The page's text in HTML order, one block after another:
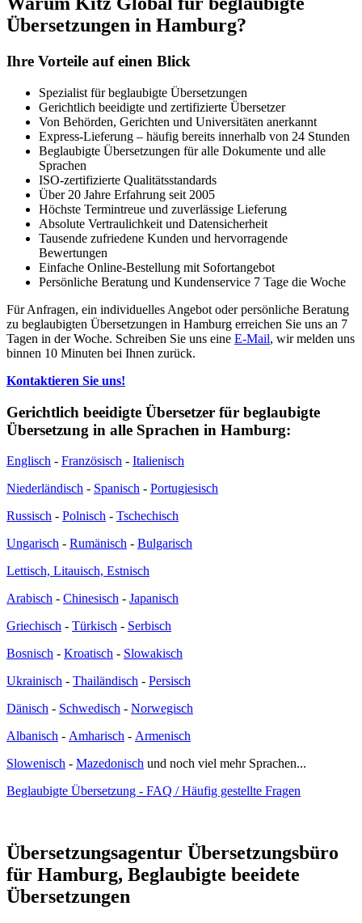
Übersetzungen in Hamburg?
Ihre Vorteile auf einen Blick
Spezialist für beglaubigte Übersetzungen
Gerichtlich beeidigte und zertifizierte Übersetzer
Von Behörden, Gerichten und Universitäten anerkannt
Express-Lieferung – häufig bereits innerhalb von 24 Stunden
Beglaubigte Übersetzungen für alle Dokumente und alle
Sprachen
ISO-zertifizierte Qualitätsstandards
Über 20 Jahre Erfahrung seit 2005
Höchste Termintreue und zuverlässige Lieferung
Absolute Vertraulichkeit und Datensicherheit
Tausende zufriedene Kunden und hervorragende
Bewertungen
Einfache Online-Bestellung mit Sofortangebot
Persönliche Beratung und Kundenservice 7 Tage die Woche
Für Anfragen, ein individuelles Angebot oder persönliche Beratung
zu beglaubigten Übersetzungen in Hamburg erreichen Sie uns an 7
Tagen in der Woche. Schreiben Sie uns eine E-Mail, wir melden uns
binnen 10 Minuten bei Ihnen zurück.
Kontaktieren Sie uns!
Gerichtlich beeidigte Übersetzer für beglaubigte
Übersetzung in alle Sprachen in Hamburg:
Englisch - Französisch - Italienisch
Niederländisch - Spanisch - Portugiesisch
Russisch - Polnisch - Tschechisch
Ungarisch - Rumänisch - Bulgarisch
Lettisch, Litauisch, Estnisch
Arabisch - Chinesisch - Japanisch
Griechisch - Türkisch - Serbisch
Bosnisch - Kroatisch - Slowakisch
Ukrainisch - Thailändisch - Persisch
Dänisch - Schwedisch - Norwegisch
Albanisch - Amharisch - Armenisch
Slowenisch - Mazedonisch und noch viel mehr Sprachen...
Beglaubigte Übersetzung - FAQ / Häufig gestellte Fragen
Übersetzungsagentur Übersetzungsbüro
für Hamburg, Beglaubigte beeidete
Übersetzungen